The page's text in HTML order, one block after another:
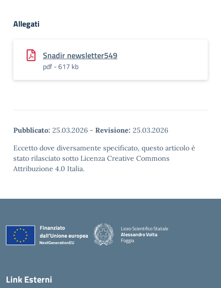
Allegati
Snadir newsletter549
pdf - 617 kb
Pubblicato: 25.03.2026 - Revisione: 25.03.2026
Eccetto dove diversamente specificato, questo articolo è
stato rilasciato sotto Licenza Creative Commons
Attribuzione 4.0 Italia.
Liceo Scientifico Statale
Alessandro Volta
Foggia
— Visita la pagina iniziale della scuola
Link Esterni